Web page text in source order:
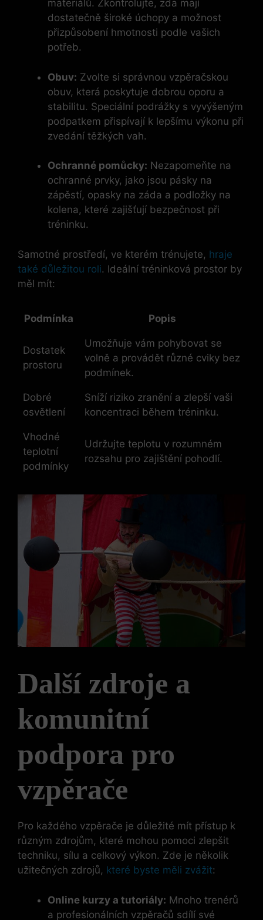
materiálů. Zkontrolujte, ​zda mají
dostatečně široké úchopy a možnost
přizpůsobení hmotnosti podle vašich
potřeb.
Obuv: Zvolte si‌ správnou vzpěračskou
obuv, která ⁤poskytuje dobrou‌ oporu a
stabilitu. Speciální podrážky s vyvýšeným
podpatkem přispívají k lepšímu výkonu při
zvedání těžkých vah.
Ochranné ‍pomůcky: Nezapomeňte na
ochranné prvky, jako jsou pásky na
zápěstí, opasky na⁢ záda a podložky na
kolena, které zajišťují bezpečnost‍ při
tréninku.
Samotné prostředí, ve kterém trénujete, hraje
také důležitou roli. Ideální tréninková ⁣prostor ‌by
⁤měl mít:
Podmínka Popis
Dostatek
prostoru
Umožňuje vám pohybovat se
volně a​ provádět různé‍ cviky ⁤bez
podmínek.
Dobré
osvětlení
Sníží riziko zranění a zlepší vaši
koncentraci během tréninku.
Vhodné
teplotní
podmínky
Udržujte teplotu v rozumném
rozsahu pro zajištění pohodlí.
Další zdroje a
komunitní‍
podpora pro
vzpěrače
Pro každého⁣ vzpěrače je důležité mít ‌přístup k
různým zdrojům,​ které mohou pomoci zlepšit
techniku, sílu a celkový výkon. Zde je několik
užitečných⁢ zdrojů, které byste měli zvážit:
Online kurzy a tutoriály: Mnoho​ trenérů
a ⁤profesionálních vzpěračů sdílí své